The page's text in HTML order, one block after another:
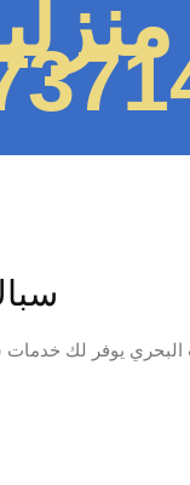
سباك
لك خدمات سباكة موثوقة